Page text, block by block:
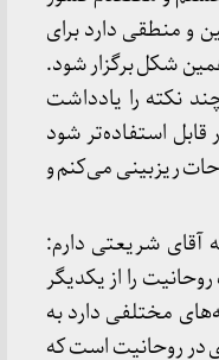
و منطقی دارد برای
شکل برگزار شود.
نکته را یادداشت
استفاده‌تر شود
ریزبینی می‌کنم و
آقای شریعتی دارم:
را از یکدیگر
مختلفی دارد به
در روحانیت است که